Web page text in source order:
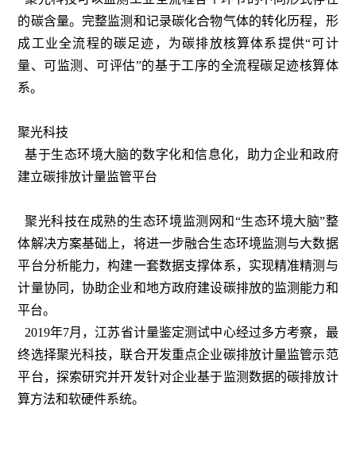
的碳含量。完整监测和记录碳化合物气体的转化历程，形
成工业全流程的碳足迹，为碳排放核算体系提供“可计
量、可监测、可评估”的基于工序的全流程碳足迹核算体
系。
聚光科技
基于生态环境大脑的数字化和信息化，助力企业和政府
建立碳排放计量监管平台
聚光科技在成熟的生态环境监测网和“生态环境大脑”整
体解决方案基础上，将进一步融合生态环境监测与大数据
平台分析能力，构建一套数据支撑体系，实现精准精测与
计量协同，协助企业和地方政府建设碳排放的监测能力和
平台。
2019年7月，江苏省计量鉴定测试中心经过多方考察，最
终选择聚光科技，联合开发重点企业碳排放计量监管示范
平台，探索研究并开发针对企业基于监测数据的碳排放计
算方法和软硬件系统。